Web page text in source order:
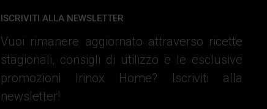
ISCRIVITI ALLA NEWSLETTER
Vuoi rimanere aggiornato attraverso ricette
stagionali, consigli di utilizzo e le esclusive
promozioni Irinox Home? Iscriviti alla
newsletter!